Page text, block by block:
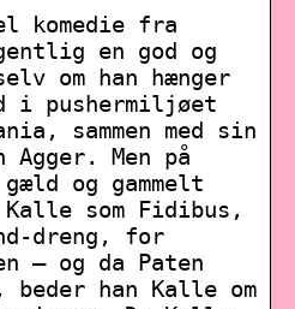
komedie fra
en god og
om han hænger
pushermiljøet
sammen med sin
Men på
og gammelt
Kalle som Fidibus,
dreng, for
– og da Paten
han Kalle om